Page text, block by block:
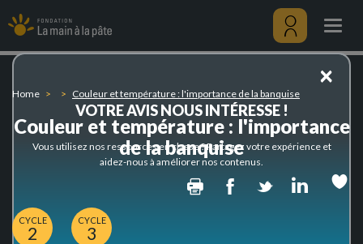
et
température
:
banquise
to
main
content
Menu
Home Couleur et température : l'importance de la banquise
Couleur et température : l'importance
de la banquise
Print Facebook
Twitter
CYCLE
2
CYCLE
3
×
VOTRE AVIS NOUS INTÉRESSE !
Vous utilisez nos ressources en classe ? Partagez votre expérience et
aidez-nous à améliorer nos contenus.